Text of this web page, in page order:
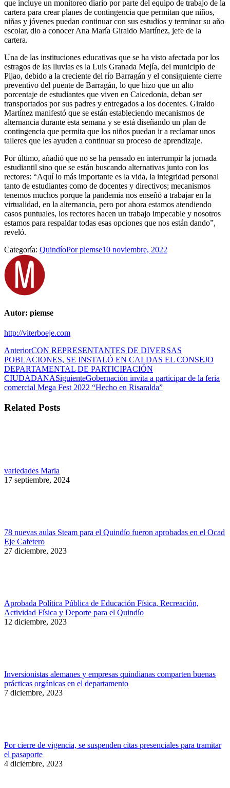
que incluye un monitoreo diario por parte del equipo de trabajo de la
cartera para crear planes de contingencia que permitan que niños,
niñas y jóvenes puedan continuar con sus estudios y terminar su año
escolar, dio a conocer Ana María Giraldo Martínez, jefe de la
cartera.
Una de las instituciones educativas que se ha visto afectada por los
estragos de las lluvias es la Luis Granada Mejía, del municipio de
Pijao, debido a la creciente del río Barragán y el consiguiente cierre
preventivo del puente de Barragán, lo que hizo que un alto
porcentaje de estudiantes que viven en Caicedonia, deban ser
transportados por sus padres y entregados a los docentes. Giraldo
Martínez manifestó que se están estableciendo mecanismos de
alternancia durante esta semana y se está diseñando un plan de
contingencia que permita que los niños puedan ir a reclamar unos
talleres que les ayuden a continuar su proceso de aprendizaje.
Por último, añadió que no se ha pensado en interrumpir la jornada
estudiantil sino que se están buscando alternativas junto con los
rectores: “Aquí lo más importante es la vida, la integridad personal
tanto de estudiantes como de docentes y directivos; mecanismos
tenemos muchos porque la pandemia nos enseñó a trabajar en la
virtualidad, en la alternancia, pero por ahora estamos atendiendo
casos puntuales, los rectores hacen un trabajo impecable y nosotros
estamos para respaldar todas esas opciones que nos están dando”,
reveló.
Categoría: QuindíoPorpiemse10 noviembre, 2022
Autor: piemse
http://viterboeje.com
Navegación
entre
publicaciones
AnteriorPublicación
anterior:
CON REPRESENTANTES DE DIVERSAS
POBLACIONES, SE INSTALÓ EN CALDAS EL CONSEJO
DEPARTAMENTAL DE PARTICIPACIÓN
CIUDADANASiguientePublicación
siguiente:
Gobernación invita a participar de la feria
comercial Mega Fest 2022 “Hecho en Risaralda”
Related Posts
variedades Maria
17 septiembre, 2024
78 nuevas aulas Steam para el Quindío fueron aprobadas en el Ocad
Eje Cafetero
27 diciembre, 2023
Aprobada Política Pública de Educación Física, Recreación,
Actividad Física y Deporte para el Quindío
12 diciembre, 2023
Inversionistas alemanes y empresas quindianas comparten buenas
prácticas orgánicas en el departamento
7 diciembre, 2023
Por cierre de vigencia, se suspenden citas presenciales para tramitar
el pasaporte
4 diciembre, 2023